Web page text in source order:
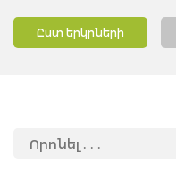
Ըստ երկրների